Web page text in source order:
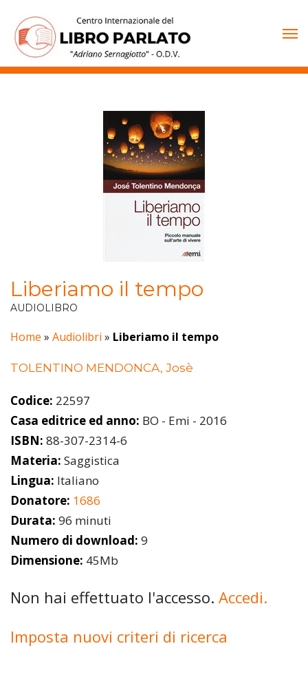
contenuto
Liberiamo il tempo
AUDIOLIBRO
Home » Audiolibri » Liberiamo il tempo
TOLENTINO MENDONCA, Josè
Codice: 22597
Casa editrice ed anno: BO - Emi - 2016
ISBN: 88-307-2314-6
Materia: Saggistica
Lingua: Italiano
Donatore: 1686
Durata: 96 minuti
Numero di download: 9
Dimensione: 45Mb
Non hai effettuato l'accesso. Accedi.
Imposta nuovi criteri di ricerca